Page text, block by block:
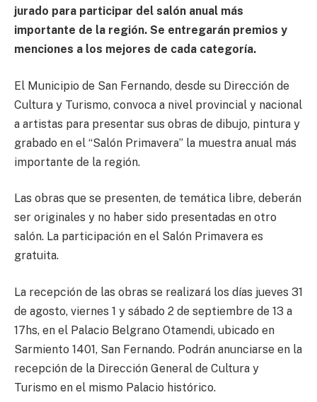
jurado para participar del salón anual más
importante de la región. Se entregarán premios y
menciones a los mejores de cada categoría.
El Municipio de San Fernando, desde su Dirección de
Cultura y Turismo, convoca a nivel provincial y nacional
a artistas para presentar sus obras de dibujo, pintura y
grabado en el “Salón Primavera” la muestra anual más
importante de la región.
Las obras que se presenten, de temática libre, deberán
ser originales y no haber sido presentadas en otro
salón. La participación en el Salón Primavera es
gratuita.
La recepción de las obras se realizará los días jueves 31
de agosto, viernes 1 y sábado 2 de septiembre de 13 a
17hs, en el Palacio Belgrano Otamendi, ubicado en
Sarmiento 1401, San Fernando. Podrán anunciarse en la
recepción de la Dirección General de Cultura y
Turismo en el mismo Palacio histórico.